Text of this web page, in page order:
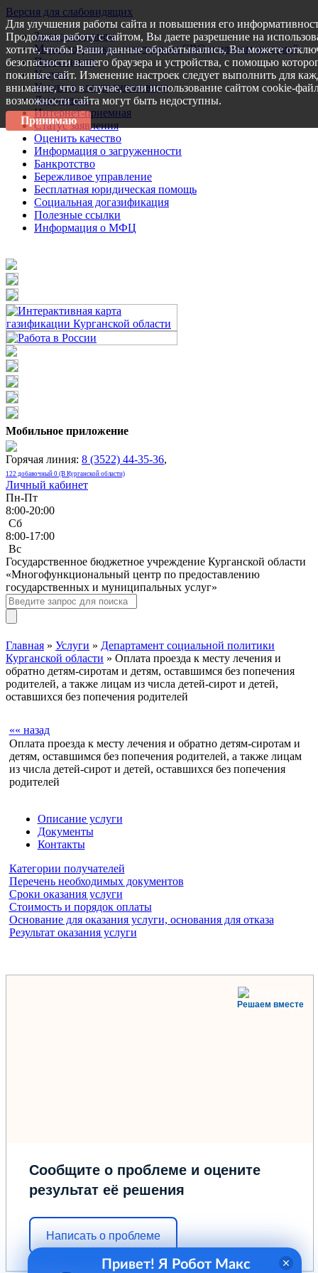
Версия для слабовидящих
Запись на прием
Меры поддержки участникам СВО и членам их семей
Пресс-центр
Услуги
Услуги в электронном виде
Документы
Интернет-приемная
Статус заявления
Оценить качество
Информация о загруженности
Банкротство
Бережливое управление
Бесплатная юридическая помощь
Социальная догазификация
Полезные ссылки
Информация о МФЦ
Мобильное приложение
Горячая линия: 8 (3522) 44-35-36,
122 добавочный 0 (В Курганской области)
Личный кабинет
Пн-Пт
8:00-20:00
Сб
8:00-17:00
Bc
Государственное бюджетное учреждение Курганской области
«Многофункциональный центр по предоставлению
государственных и муниципальных услуг»
Главная » Услуги » Департамент социальной политики
Курганской области » Оплата проезда к месту лечения и
обратно детям-сиротам и детям, оставшимся без попечения
родителей, а также лицам из числа детей-сирот и детей,
оставшихся без попечения родителей
«« назад
Оплата проезда к месту лечения и обратно детям-сиротам и
детям, оставшимся без попечения родителей, а также лицам
из числа детей-сирот и детей, оставшихся без попечения
родителей
Описание услуги
Документы
Контакты
Категории получателей
Перечень необходимых документов
Сроки оказания услуги
Стоимость и порядок оплаты
Основание для оказания услуги, основания для отказа
Результат оказания услуги
Решаем вместе
Сообщите о проблеме и оцените
результат её решения
Написать о проблеме
Для улучшения работы сайта и повышения его
Продолжая работу с сайтом, Вы даете разрешение на
хотите, чтобы Ваши данные обрабатывались, Вы можете
безопасности вашего браузера и устройства, с помощью
покиньте сайт. Изменение настроек следует выполнить для
внимание, что в случае, если использование сайтом cookie-
возможности сайта могут быть недоступны.
Принимаю
Привет! Я Робот Макс